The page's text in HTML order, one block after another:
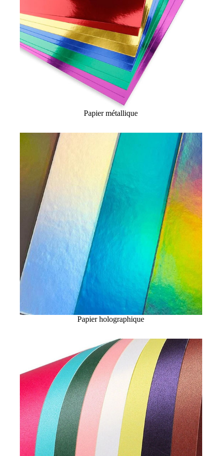
Papier métallique
Papier holographique